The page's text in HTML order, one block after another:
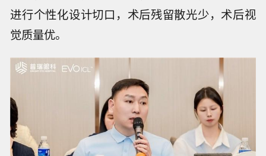
进行个性化设计切口，术后残留散光少，术后视
觉质量优。